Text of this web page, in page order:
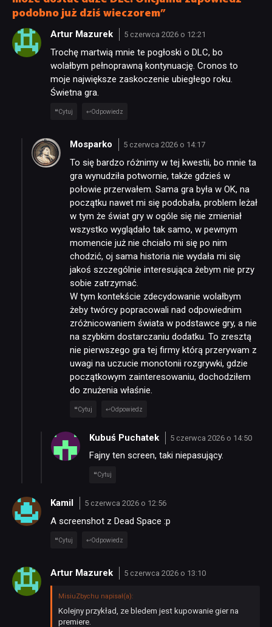
podobno już dziś wieczorem”
Artur Mazurek 5 czerwca 2026 o 12:21
Trochę martwią mnie te pogłoski o DLC, bo
wolałbym pełnoprawną kontynuację. Cronos to
moje największe zaskoczenie ubiegłego roku.
Świetna gra.
Cytuj Odpowiedz
Mosparko 5 czerwca 2026 o 14:17
To się bardzo różnimy w tej kwestii, bo mnie ta
gra wynudziła potwornie, także gdzieś w
połowie przerwałem. Sama gra była w OK, na
początku nawet mi się podobała, problem leżał
w tym że świat gry w ogóle się nie zmieniał
wszystko wyglądało tak samo, w pewnym
momencie już nie chciało mi się po nim
chodzić, oj sama historia nie wydała mi się
jakoś szczególnie interesująca żebym nie przy
sobie zatrzymać.
W tym kontekście zdecydowanie wolałbym
żeby twórcy popracowali nad odpowiednim
zróżnicowaniem świata w podstawce gry, a nie
na szybkim dostarczaniu dodatku. To zresztą
nie pierwszego gra tej firmy którą przerywam z
uwagi na uczucie monotonii rozgrywki, gdzie
początkowym zainteresowaniu, dochodziłem
do znużenia właśnie.
Cytuj Odpowiedz
Kubuś Puchatek 5 czerwca 2026 o 14:50
Fajny ten screen, taki niepasujący.
Cytuj
Kamil 5 czerwca 2026 o 12:56
A screenshot z Dead Space :p
Cytuj Odpowiedz
Artur Mazurek 5 czerwca 2026 o 13:10
MisiuZbychu napisał(a):
Kolejny przykład, ze bledem jest kupowanie gier na
premiere.